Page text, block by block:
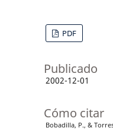
PDF
Publicado
2002-12-01
Cómo citar
Bobadilla, P., &